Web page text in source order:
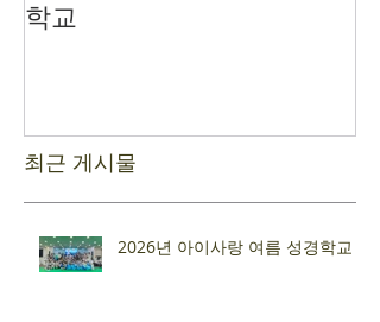
학교
최근 게시물
2026년 아이사랑 여름 성경학교